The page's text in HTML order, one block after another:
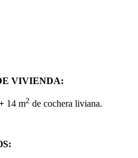
VIVIENDA:
14 m2 de cochera liviana.